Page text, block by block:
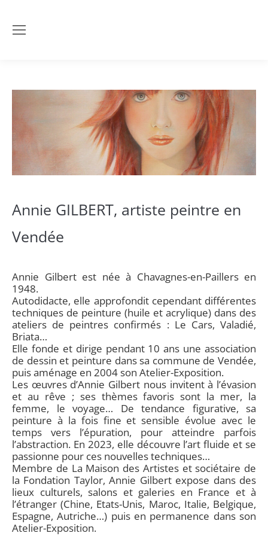
Annie GILBERT, artiste peintre en
Vendée
Annie Gilbert est née à Chavagnes-en-Paillers en
1948.
Autodidacte, elle approfondit cependant différentes
techniques de peinture (huile et acrylique) dans des
ateliers de peintres confirmés : Le Cars, Valadié,
Briata…
Elle fonde et dirige pendant 10 ans une association
de dessin et peinture dans sa commune de Vendée,
puis aménage en 2004 son Atelier-Exposition.
Les œuvres d’Annie Gilbert nous invitent à l’évasion
et au rêve ; ses thèmes favoris sont la mer, la
femme, le voyage… De tendance figurative, sa
peinture à la fois fine et sensible évolue avec le
temps vers l’épuration, pour atteindre parfois
l’abstraction. En 2023, elle découvre l’art fluide et se
passionne pour ces nouvelles techniques…
Membre de La Maison des Artistes et sociétaire de
la Fondation Taylor, Annie Gilbert expose dans des
lieux culturels, salons et galeries en France et à
l’étranger (Chine, Etats-Unis, Maroc, Italie, Belgique,
Espagne, Autriche…) puis en permanence dans son
Atelier-Exposition.